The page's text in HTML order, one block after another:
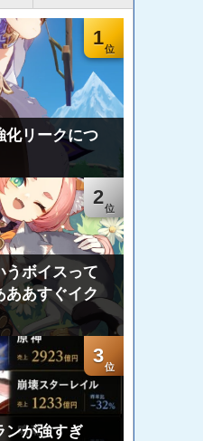
1
化リークにつ
2
うボイスって
ああすぐイク
3
ンが強すぎ